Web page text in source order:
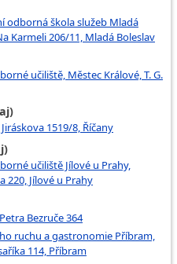
odborná škola služeb Mladá
Karmeli 206/11, Mladá Boleslav
učiliště, Městec Králové, T. G.
1519/8, Říčany
učiliště Jílové u Prahy,
220, Jílové u Prahy
Bezruče 364
ruchu a gastronomie Příbram,
114, Příbram